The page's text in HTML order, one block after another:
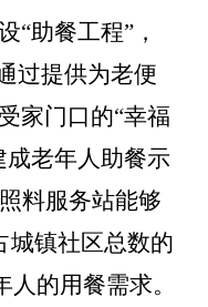
“助餐工程”，
过提供为老便
家门口的“幸福
成老年人助餐示
料服务站能够
城镇社区总数的
的用餐需求。